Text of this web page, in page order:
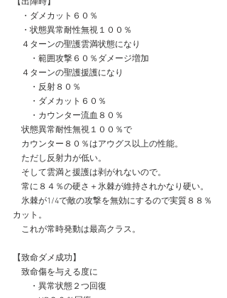
・ダメカット６０％
・状態異常耐性無視１００％
４ターンの聖護雲満状態になり
・範囲攻撃６０％ダメージ増加
４ターンの聖護援護になり
・反射８０％
・ダメカット６０％
・カウンター流血８０％
状態異常耐性無視１００％で
カウンター８０％はアウグス以上の性能。
ただし反射力が低い。
そして雲満と援護は剥がれないので。
常に８４％の硬さ＋氷棘が維持されかなり硬い。
氷棘が1/4で敵の攻撃を無効にするので実質８８％
カット。
これが常時発動は最高クラス。
【致命ダメ成功】
致命傷を与える度に
・異常状態２つ回復